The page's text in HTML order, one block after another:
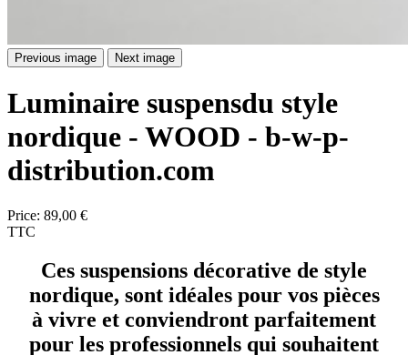
Previous image Next image
Luminaire suspensdu style
nordique - WOOD - b-w-p-
distribution.com
Price: 89,00 €
TTC
Ces suspensions décorative de style
nordique, sont idéales pour vos pièces
à vivre et conviendront parfaitement
pour les professionnels qui souhaitent